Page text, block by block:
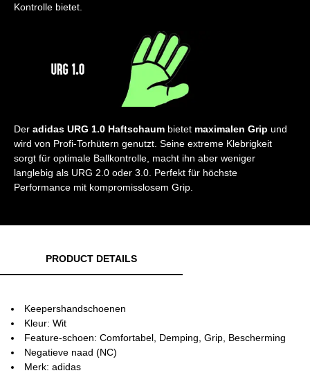
Kontrolle bietet.
Der adidas URG 1.0 Haftschaum bietet maximalen Grip und
wird von Profi-Torhütern genutzt. Seine extreme Klebrigkeit
sorgt für optimale Ballkontrolle, macht ihn aber weniger
langlebig als URG 2.0 oder 3.0. Perfekt für höchste
Performance mit kompromisslosem Grip.
PRODUCT DETAILS
Keepershandschoenen
Kleur: Wit
Feature-schoen: Comfortabel, Demping, Grip, Bescherming
Negatieve naad (NC)
Merk: adidas